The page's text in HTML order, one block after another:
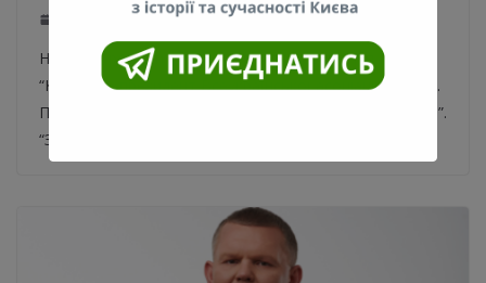
0
На 61-му році життя помер голова правління ПАТ
“Київхліб”, президент Всеукраїнської асоціації пекарів.
Про це повідомляється на facebook сторінці “Київхліб”.
“З великим